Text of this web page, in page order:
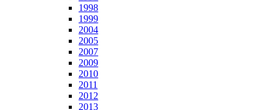
1998
1999
2004
2005
2007
2009
2010
2011
2012
2013